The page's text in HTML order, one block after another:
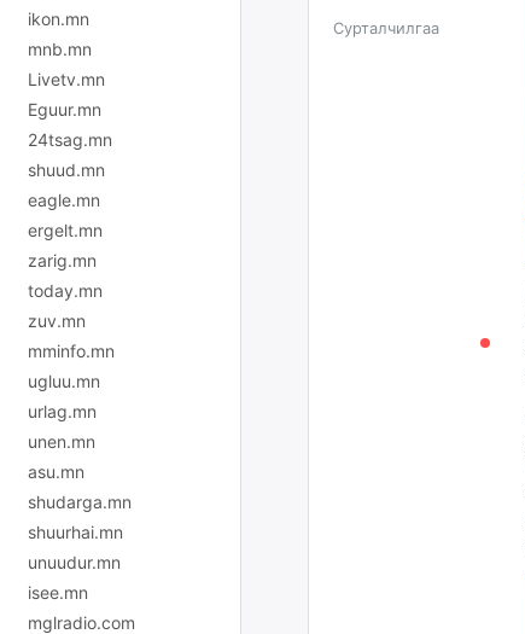
ikon.mn
mnb.mn
Livetv.mn
Eguur.mn
24tsag.mn
shuud.mn
eagle.mn
ergelt.mn
zarig.mn
today.mn
zuv.mn
mminfo.mn
ugluu.mn
urlag.mn
unen.mn
asu.mn
shudarga.mn
shuurhai.mn
unuudur.mn
isee.mn
mglradio.com
Сурталчилгаа